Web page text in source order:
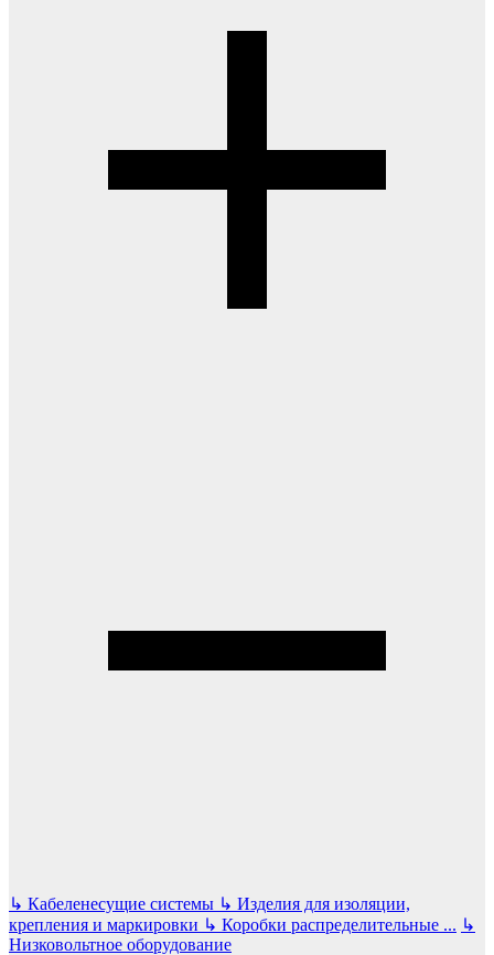
↳ Кабеленесущие системы ↳ Изделия для изоляции,
крепления и маркировки ↳ Коробки распределительные ... ↳
Низковольтное оборудование